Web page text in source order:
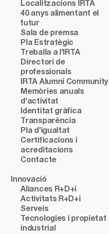
Localitzacions IRTA
40 anys alimentant el
futur
Sala de premsa
Pla Estratègic
Treballa a l’IRTA
Directori de
professionals
IRTA Alumni Community
Memòries anuals
d’activitat
Identitat gràfica
Transparència
Pla d’igualtat
Certificacions i
acreditacions
Contacte
Innovació
Aliances R+D+i
Activitats R+D+i
Serveis
Tecnologies i propietat
industrial